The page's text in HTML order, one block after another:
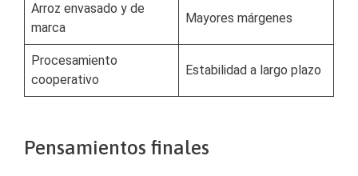
Arroz envasado y de
marca
Mayores márgenes
Procesamiento
cooperativo
Estabilidad a largo plazo
Pensamientos finales